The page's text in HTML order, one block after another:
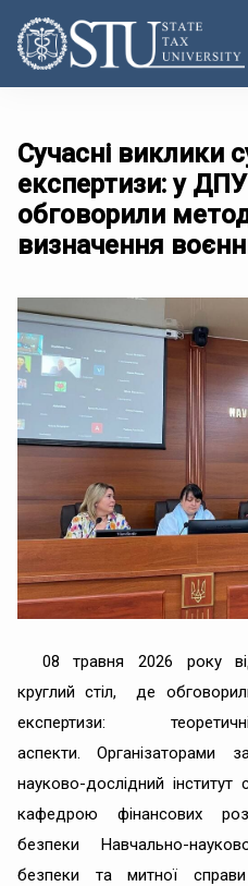
Сучасні виклики
експертизи: у
обговорили
визначення
08 травня 2026 року
круглий стіл, де
експертизи:
аспекти.
Організаторами
науково-дослідний інститут
кафедрою фінансових
безпеки Навчально-
безпеки та митної